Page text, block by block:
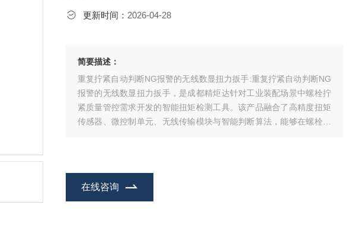
更新时间： 2026-04-28
简要描述：
重复拧紧自动判断NG报警的无线数显扭力扳手:重复拧紧自动判断NG
报警的无线数显扭力扳手，是成都精炬达针对工业装配场景中螺栓拧
紧质量管控需求开发的智能扭矩检测工具。该产品融合了高精度扭矩
传感器、微控制单元、无线传输模块与智能判断算法，能够在螺栓装
在线咨询